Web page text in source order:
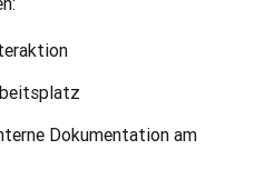
Dokumentation am